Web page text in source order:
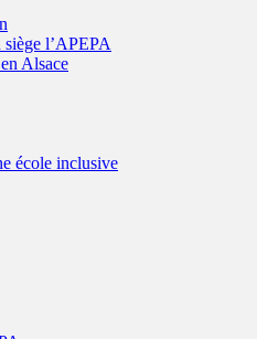
l’APEPA
Alsace
école inclusive